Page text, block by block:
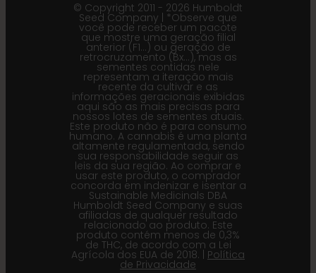
© Copyright 2011 - 2026 Humboldt
Seed Company | *Observe que
você pode receber um pacote
que mostre uma geração filial
anterior (F1…) ou geração de
retrocruzamento (Bx…), mas as
sementes contidas nele
representam a iteração mais
recente da cultivar e as
informações geracionais exibidas
aqui são as mais precisas para
nossos lotes de sementes atuais.
Este produto não é para consumo
humano. A cannabis é uma planta
altamente regulamentada, sendo
sua responsabilidade seguir as
leis da sua região. Ao comprar e
usar este produto, o comprador
concorda em indenizar e isentar a
Sustainable Medicinals DBA
Humboldt Seed Company e suas
afiliadas de qualquer resultado
relacionado ao produto. Este
produto contém menos de 0,3%
de THC, de acordo com a Lei
Agrícola dos EUA de 2018. | Política
de Privacidade